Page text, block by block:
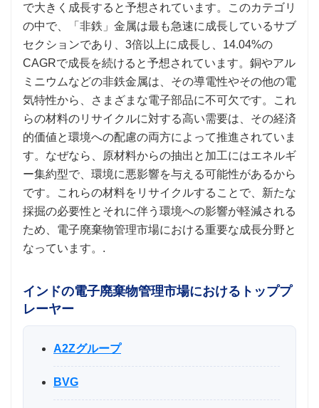
で大きく成長すると予想されています。このカテゴリ
の中で、「非鉄」金属は最も急速に成長しているサブ
セクションであり、3倍以上に成長し、14.04%の
CAGRで成長を続けると予想されています。銅やアル
ミニウムなどの非鉄金属は、その導電性やその他の電
気特性から、さまざまな電子部品に不可欠です。これ
らの材料のリサイクルに対する高い需要は、その経済
的価値と環境への配慮の両方によって推進されていま
す。なぜなら、原材料からの抽出と加工にはエネルギ
ー集約型で、環境に悪影響を与える可能性があるから
です。これらの材料をリサイクルすることで、新たな
採掘の必要性とそれに伴う環境への影響が軽減される
ため、電子廃棄物管理市場における重要な成長分野と
なっています。.
インドの電子廃棄物管理市場におけるトッププ
レーヤー
A2Zグループ
BVG